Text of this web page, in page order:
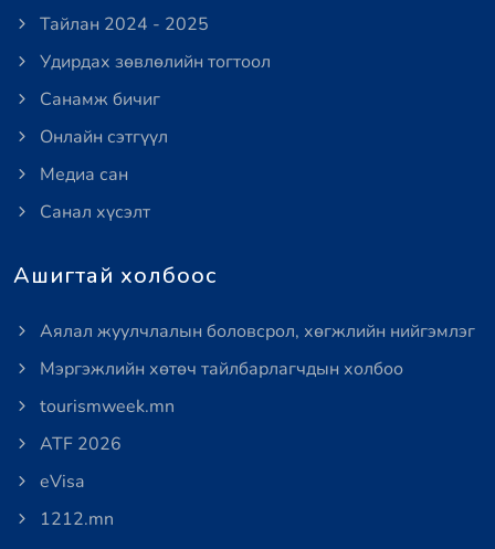
Тайлан 2024 - 2025
Удирдах зөвлөлийн тогтоол
Санамж бичиг
Онлайн сэтгүүл
Медиа сан
Санал хүсэлт
Ашигтай холбоос
Аялал жуулчлалын боловсрол, хөгжлийн нийгэмлэг
Мэргэжлийн хөтөч тайлбарлагчдын холбоо
tourismweek.mn
ATF 2026
eVisa
1212.mn